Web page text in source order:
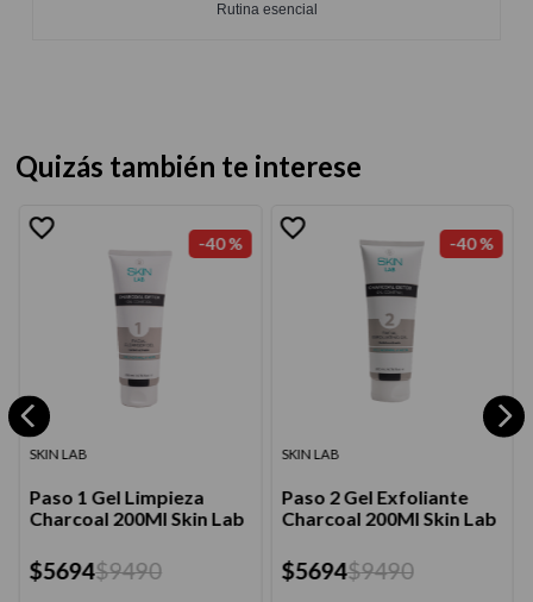
Rutina esencial
Quizás también te interese
-40 %
SKIN LAB
Paso 1 Gel Limpieza
Charcoal 200Ml Skin Lab
$5694$9490
-40 %
SKIN LAB
Paso 2 Gel Exfoliante
Charcoal 200Ml Skin Lab
$5694$9490